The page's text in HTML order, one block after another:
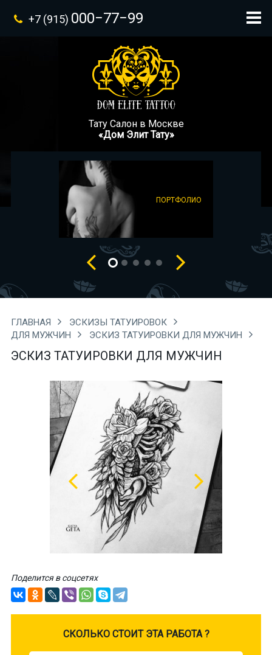
+7 (915) 000−77−99
Тату Салон в Москве
«Дом Элит Тату»
ПОРТФОЛИО
ГЛАВНАЯ
ЭСКИЗЫ ТАТУИРОВОК
ДЛЯ МУЖЧИН
ЭСКИЗ ТАТУИРОВКИ ДЛЯ МУЖЧИН
ЭСКИЗ ТАТУИРОВКИ ДЛЯ МУЖЧИН
Поделится в соцсетях
CКОЛЬКО СТОИТ ЭТА РАБОТА ?